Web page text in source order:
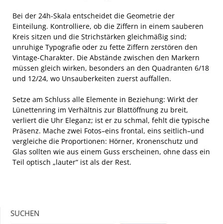
Bei der 24h-Skala entscheidet die Geometrie der
Einteilung. Kontrolliere, ob die Ziffern in einem sauberen
Kreis sitzen und die Strichstärken gleichmäßig sind;
unruhige Typografie oder zu fette Ziffern zerstören den
Vintage-Charakter. Die Abstände zwischen den Markern
müssen gleich wirken, besonders an den Quadranten 6/18
und 12/24, wo Unsauberkeiten zuerst auffallen.
Setze am Schluss alle Elemente in Beziehung: Wirkt der
Lünettenring im Verhältnis zur Blattöffnung zu breit,
verliert die Uhr Eleganz; ist er zu schmal, fehlt die typische
Präsenz. Mache zwei Fotos–eins frontal, eins seitlich–und
vergleiche die Proportionen: Hörner, Kronenschutz und
Glas sollten wie aus einem Guss erscheinen, ohne dass ein
Teil optisch „lauter“ ist als der Rest.
SUCHEN